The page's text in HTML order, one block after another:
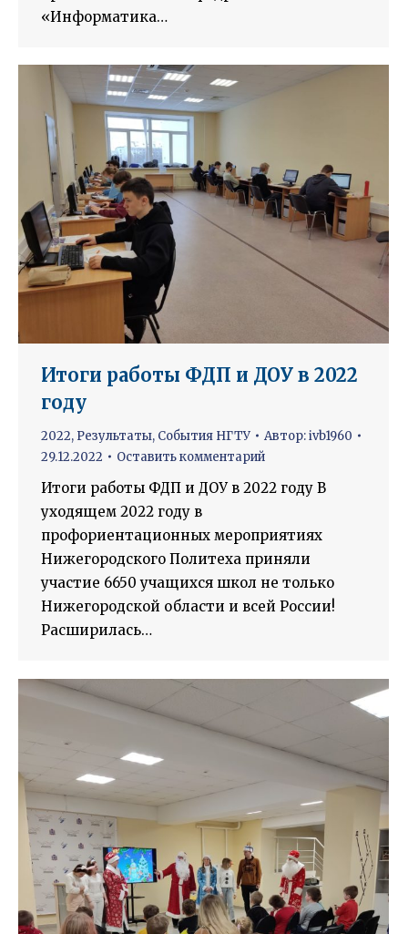
«Информатика…
Итоги работы ФДП и ДОУ в 2022
году
2022, Результаты, События НГТУ Автор:ivb1960
29.12.2022
Оставить комментарий
Итоги работы ФДП и ДОУ в 2022 году В
уходящем 2022 году в
профориентационных мероприятиях
Нижегородского Политеха приняли
участие 6650 учащихся школ не только
Нижегородской области и всей России!
Расширилась…